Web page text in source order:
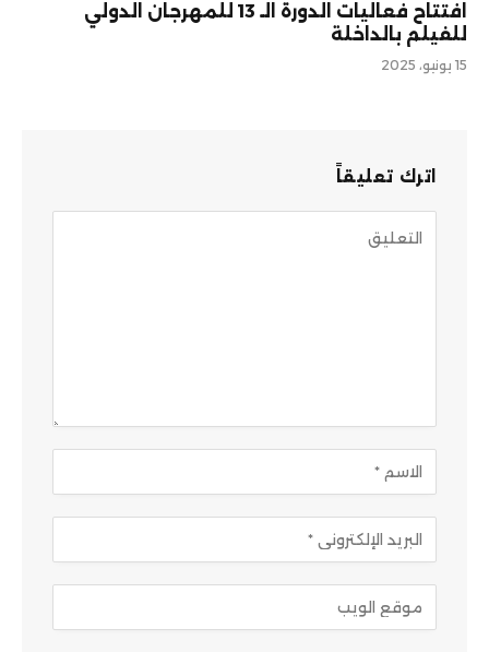
افتتاح فعاليات الدورة الـ 13 للمهرجان الدولي
للفيلم بالداخلة
15 يونيو، 2025
اترك تعليقاً